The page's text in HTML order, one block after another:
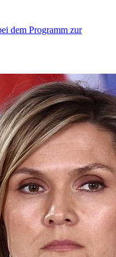
dem Programm zur